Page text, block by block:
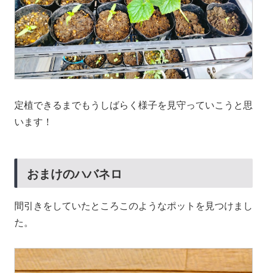
定植できるまでもうしばらく様子を見守っていこうと思
います！
おまけのハバネロ
間引きをしていたところこのようなポットを見つけまし
た。